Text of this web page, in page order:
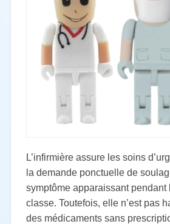
L’infirmière assure les soins
la demande ponctuelle de
symptôme apparaissant pendant
classe. Toutefois, elle n’est pas
des médicaments sans